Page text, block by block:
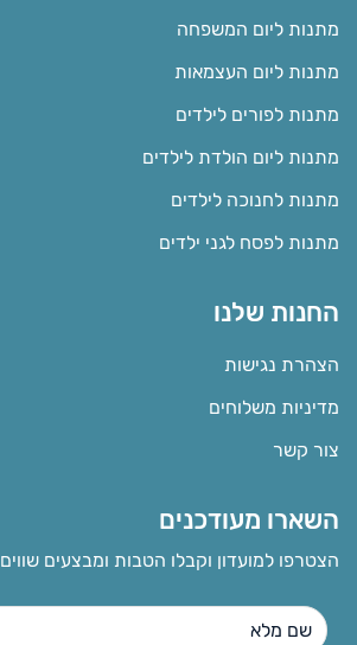
מתנות ליום המשפחה
מתנות ליום העצמאות
מתנות לפורים לילדים
מתנות ליום הולדת לילדים
מתנות לחנוכה לילדים
מתנות לפסח לגני ילדים
החנות שלנו
הצהרת נגישות
מדיניות משלוחים
צור קשר
השארו מעודכנים
הצטרפו למועדון וקבלו הטבות ומבצעים שווים